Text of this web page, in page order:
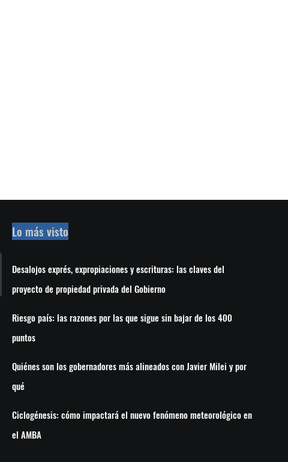
Lo más visto
Desalojos exprés, expropiaciones y escrituras: las claves del
proyecto de propiedad privada del Gobierno
Riesgo país: las razones por las que sigue sin bajar de los 400
puntos
Quiénes son los gobernadores más alineados con Javier Milei y por
qué
Ciclogénesis: cómo impactará el nuevo fenómeno meteorológico en
el AMBA